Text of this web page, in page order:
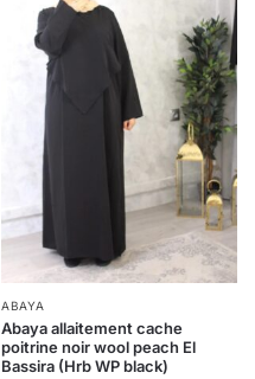
ABAYA
Abaya allaitement cache
poitrine noir wool peach El
Bassira (Hrb WP black)